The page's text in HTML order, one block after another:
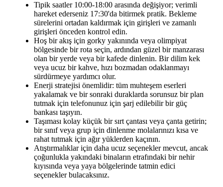
Tipik saatler 10:00-18:00 arasında değişiyor; verimli
hareket ederseniz 17:30'da bitirmek pratik. Bekleme
sürelerini ortadan kaldırmak için girişleri ve zamanlı
girişleri önceden kontrol edin.
Hoş bir akış için gorky yakınında veya olimpiyat
bölgesinde bir rota seçin, ardından güzel bir manzarası
olan bir yerde veya bir kafede dinlenin. Bir dilim kek
veya ucuz bir kahve, hızı bozmadan odaklanmayı
sürdürmeye yardımcı olur.
Enerji stratejisi önemlidir: tüm muhteşem eserleri
yakalamak ve bir sonraki duraklarda sorunsuz bir plan
tutmak için telefonunuz için şarj edilebilir bir güç
bankası taşıyın.
Taşıması kolay küçük bir sırt çantası veya çanta getirin;
bir sınıf veya grup için dinlenme molalarınızı kısa ve
rahat tutmak için ağır yüklerden kaçının.
Atıştırmalıklar için daha ucuz seçenekler mevcut, ancak
çoğunlukla yakındaki binaların etrafındaki bir nehir
kıyısında veya yaya bölgelerinde tatmin edici
seçenekler bulacaksınız.